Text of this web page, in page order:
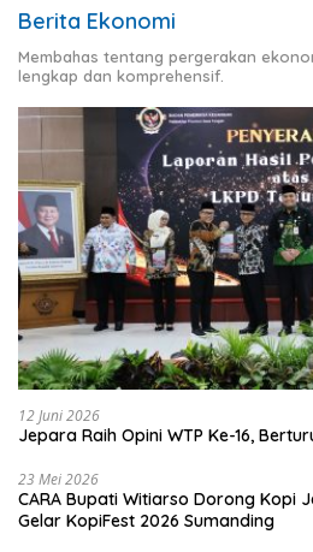
Berita Ekonomi
Membahas tentang pergerakan
lengkap dan komprehensif.
12 Juni 2026
Jepara Raih Opini WTP Ke-16,
23 Mei 2026
CARA Bupati Witiarso Dorong Kopi
Gelar KopiFest 2026 Sumanding